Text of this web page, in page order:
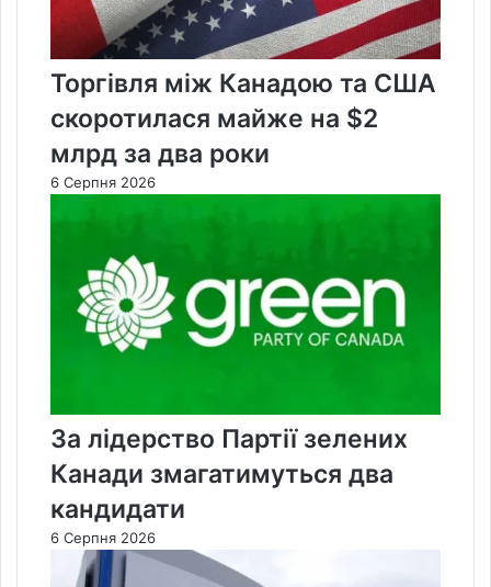
Торгівля між Канадою та США
скоротилася майже на $2
млрд за два роки
6 Серпня 2026
За лідерство Партії зелених
Канади змагатимуться два
кандидати
6 Серпня 2026